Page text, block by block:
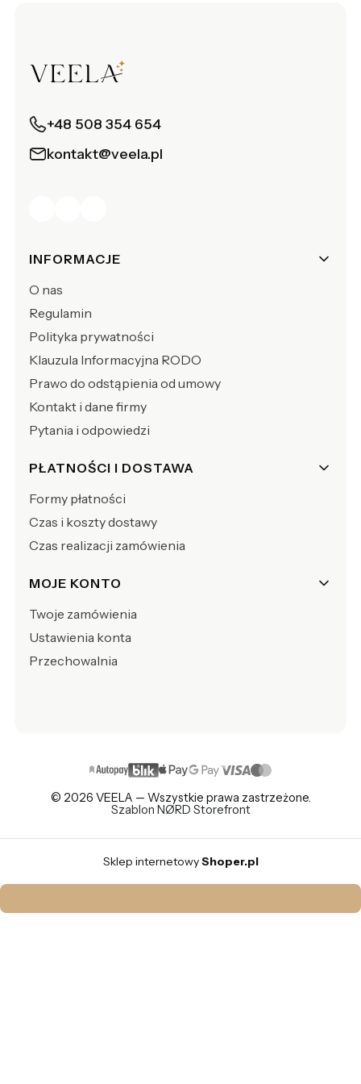
+48 508 354 654
kontakt@veela.pl
Linki w stopce
INFORMACJE
O nas
Regulamin
Polityka prywatności
Klauzula Informacyjna RODO
Prawo do odstąpienia od umowy
Kontakt i dane firmy
Pytania i odpowiedzi
PŁATNOŚCI I DOSTAWA
Formy płatności
Czas i koszty dostawy
Czas realizacji zamówienia
MOJE KONTO
Twoje zamówienia
Ustawienia konta
Przechowalnia
© 2026 VEELA — Wszystkie prawa zastrzeżone.
Szablon NØRD Storefront
Sklep internetowyShoper.pl